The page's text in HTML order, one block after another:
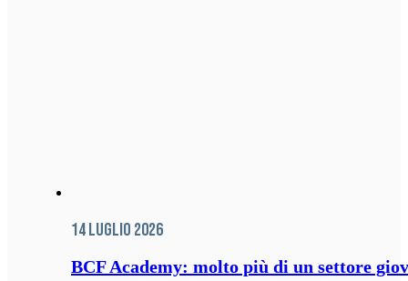
14 Luglio 2026
BCF Academy: molto più di un settore